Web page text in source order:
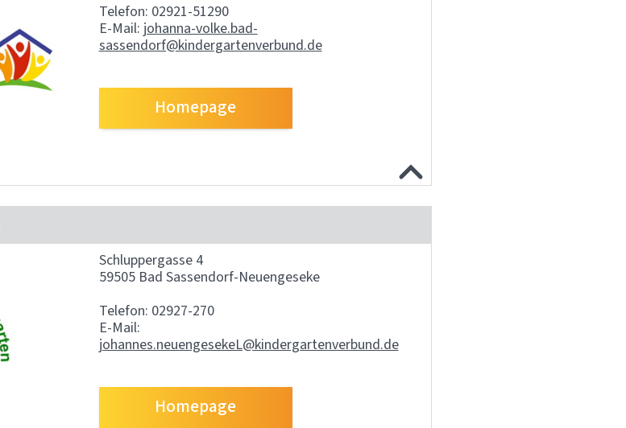
Telefon: 02921-51290
E-Mail: johanna-volke.bad-
sassendorf@kindergartenverbund.de
Homepage
Schluppergasse 4
59505 Bad Sassendorf-Neuengeseke
Telefon: 02927-270
E-Mail:
johannes.neuengesekeL@kindergartenverbund.de
Homepage